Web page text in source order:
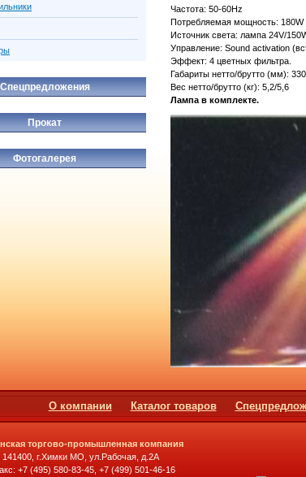
Частота: 50-60Hz
Потребляемая мощность: 180W
Источник света: лампа 24V/
Управление: Sound activation
Эффект: 4 цветных фильтра.
Габариты нетто/брутто (мм):
Вес нетто/брутто (кг): 5,2/5,6
Лампа в комплекте.
Спецпредложения
Прокат
Фотогалерея
О компании Каталог товаров
торгово-промышленная компания
141400, г.Химки МО, ул.Рабочая, д.2А
+7 (495) 580-83-45, +7 (499) 501-46-16